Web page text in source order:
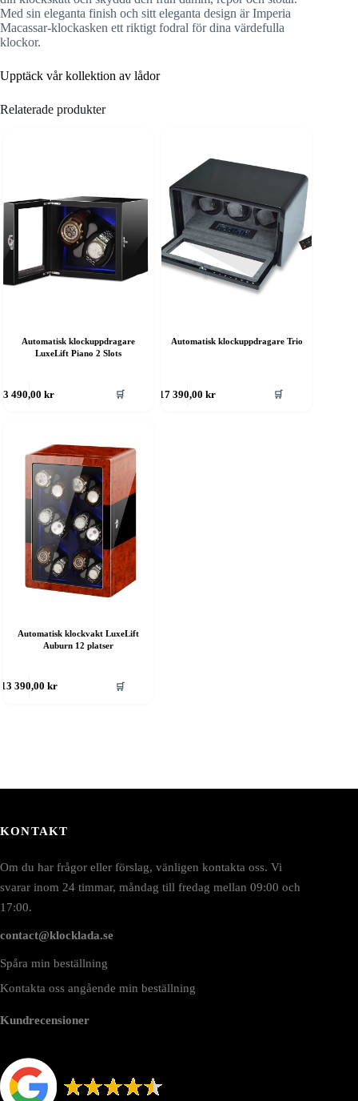
Med sin eleganta finish och sitt eleganta design är Imperia
Macassar-klockasken ett riktigt fodral för dina värdefulla
klockor.
Upptäck vår kollektion av lådor
Relaterade produkter
Automatisk klockuppdragare
LuxeLift Piano 2 Slots
3 490,00kr 🛒
Automatisk klockuppdragare Trio
17 390,00 kr 🛒
Automatisk klockvakt LuxeLift
Auburn 12 platser
13 390,00 kr 🛒
KONTAKT
Om du har frågor eller förslag, vänligen kontakta oss. Vi
svarar inom 24 timmar, måndag till fredag mellan 09:00 och
17:00.
contact@klocklada.se
Spåra min beställning
Kontakta oss angående min beställning
Kundrecensioner